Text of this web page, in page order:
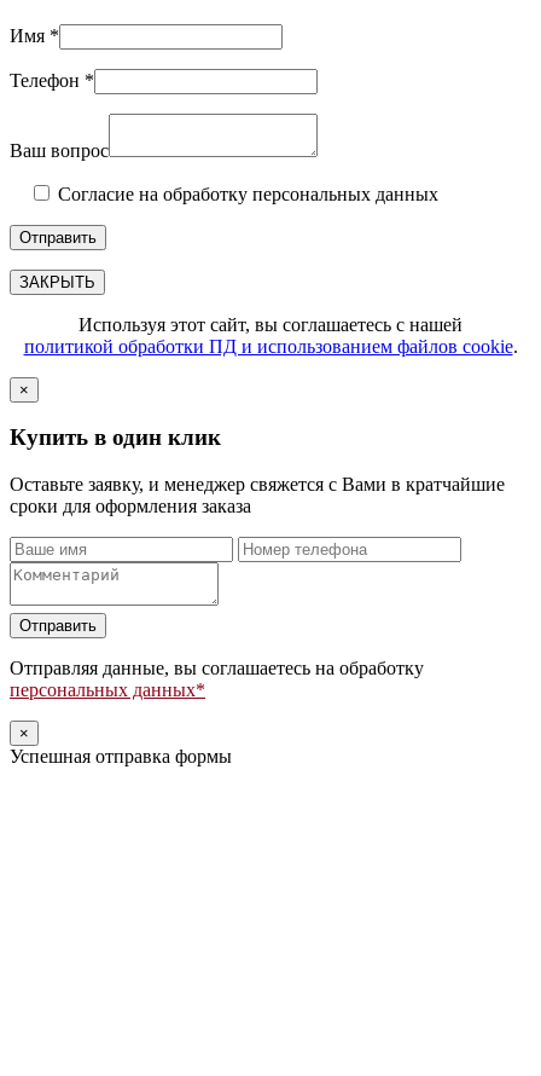
Имя *
Телефон *
Ваш вопрос
Согласие на обработку персональных данных
ЗАКРЫТЬ
Используя этот сайт, вы соглашаетесь с нашей
политикой обработки ПД и использованием файлов cookie.
×
Купить в один клик
Оставьте заявку, и менеджер свяжется с Вами в кратчайшие
сроки для оформления заказа
Оставьте
это
поле
пустым.
Отправляя данные, вы соглашаетесь на обработку
персональных данных*
×
Успешная отправка формы